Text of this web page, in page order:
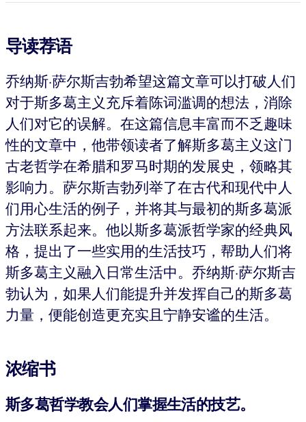
导读荐语
乔纳斯·萨尔斯吉勃希望这篇文章可以打破人们
对于斯多葛主义充斥着陈词滥调的想法，消除
人们对它的误解。在这篇信息丰富而不乏趣味
性的文章中，他带领读者了解斯多葛主义这门
古老哲学在希腊和罗马时期的发展史，领略其
影响力。萨尔斯吉勃列举了在古代和现代中人
们用心生活的例子，并将其与最初的斯多葛派
方法联系起来。他以斯多葛派哲学家的经典风
格，提出了一些实用的生活技巧，帮助人们将
斯多葛主义融入日常生活中。乔纳斯·萨尔斯吉
勃认为，如果人们能提升并发挥自己的斯多葛
力量，便能创造更充实且宁静安谧的生活。
浓缩书
斯多葛哲学教会人们掌握生活的技艺。